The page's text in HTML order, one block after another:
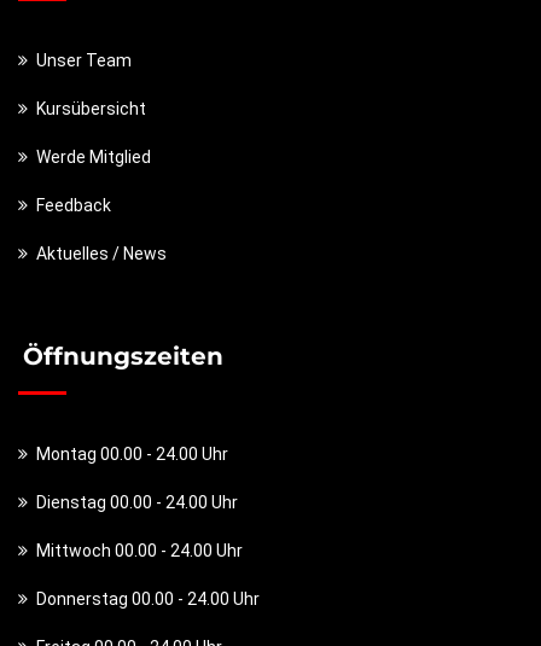
Unser Team
Kursübersicht
Werde Mitglied
Feedback
Aktuelles / News
Öffnungszeiten
Montag 00.00 - 24.00 Uhr
Dienstag 00.00 - 24.00 Uhr
Mittwoch 00.00 - 24.00 Uhr
Donnerstag 00.00 - 24.00 Uhr